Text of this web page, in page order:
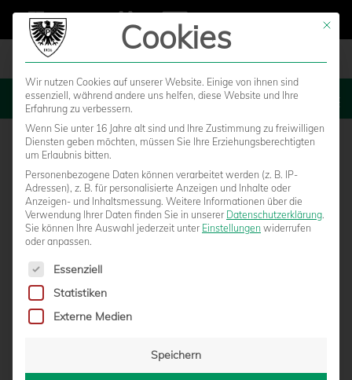
MENU
3. PREUSSEN-MATINEE: FRANK W
AST
Mit
Cookies
Wir nutzen Cookies auf unserer Website. Einige von ihnen sind
essenziell, während andere uns helfen, diese Website und Ihre
Erfahrung zu verbessern.
Wenn Sie unter 16 Jahre alt sind und Ihre Zustimmung zu freiwilligen
Diensten geben möchten, müssen Sie Ihre Erziehungsberechtigten
um Erlaubnis bitten.
Personenbezogene Daten können verarbeitet werden (z. B. IP-
Adressen), z. B. für personalisierte Anzeigen und Inhalte oder
Anzeigen- und Inhaltsmessung. Weitere Informationen über die
Verwendung Ihrer Daten finden Sie in unserer Datenschutzerklärung.
Sie können Ihre Auswahl jederzeit unter Einstellungen widerrufen
oder anpassen.
Es folgt eine Liste der Service-Gruppen, für die eine
Essenziell
Statistiken
Externe Medien
Speichern